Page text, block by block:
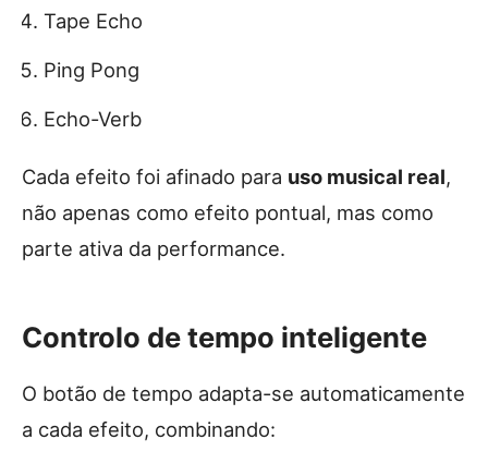
Tape Echo
Ping Pong
Echo-Verb
Cada efeito foi afinado para uso musical real,
não apenas como efeito pontual, mas como
parte ativa da performance.
Controlo de tempo inteligente
O botão de tempo adapta-se automaticamente
a cada efeito, combinando: